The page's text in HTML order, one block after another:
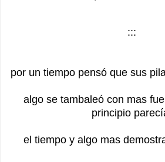
:::
por un tiempo pensó que sus
algo se tambaleó con mas
principio
el tiempo y algo mas